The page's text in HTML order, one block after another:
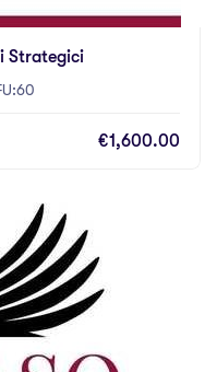
Strategici
€1,600.00